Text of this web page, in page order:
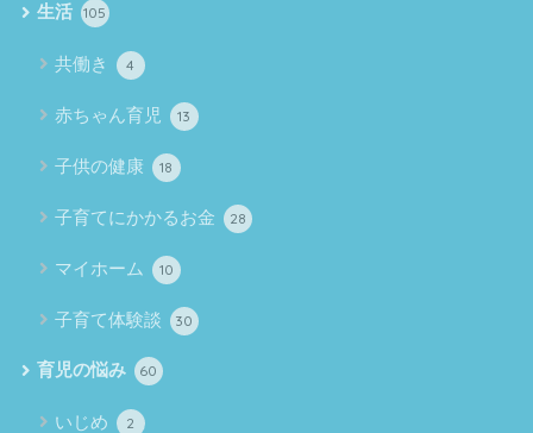
生活 105
共働き 4
赤ちゃん育児 13
子供の健康 18
子育てにかかるお金 28
マイホーム 10
子育て体験談 30
育児の悩み 60
いじめ 2